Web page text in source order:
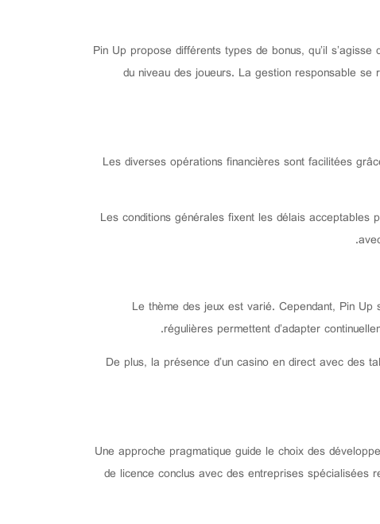
Pin Up propose différents types de bonus, qu’il
du niveau des joueurs. La gestion responsable se
Les diverses opérations financières sont facilitées
Les conditions générales fixent les délais
Le thème des jeux est varié. Cependant, Pin
régulières permettent d’adapter
De plus, la présence d’un casino en direct avec des
Une approche pragmatique guide le choix des
de licence conclus avec des entreprises spécialisées